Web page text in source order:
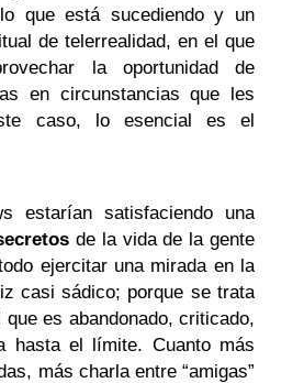
que está sucediendo y un
de telerrealidad, en el que
la oportunidad de
en circunstancias que les
caso, lo esencial es el
estarían satisfaciendo una
de la vida de la gente
ejercitar una mirada en la
casi sádico; porque se trata
es abandonado, criticado,
hasta el límite. Cuanto más
más charla entre “amigas”